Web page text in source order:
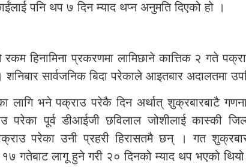
पनि थप ७ दिन म्याद थप्न अनुमति दिएको हो ।
रकम हिनामिना प्रकरणमा लामिछाने कात्तिक २ गते
शनिबार सार्वजनिक बिदा परेकाले आइतबार अदालतमा
लागि भने पक्राउ परेकै दिन अर्थात् शुक्रबारबाटै
परेका पूर्व डीआईजी छविलाल जोशीलाई कास्की
परेका उनी प्रहरी हिरासतमै छन् । गत
गतेबाट लागू हुने गरी २० दिनको म्याद थप भएको